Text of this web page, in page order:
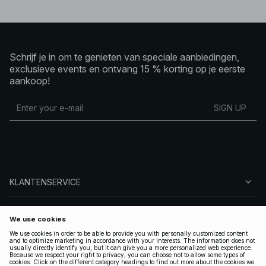
Schrijf je in om te genieten van speciale aanbiedingen,
exclusieve events en ontvang 15 % korting op je eerste
aankoop!
SIGN UP
KLANTENSERVICE
VOLG ONS